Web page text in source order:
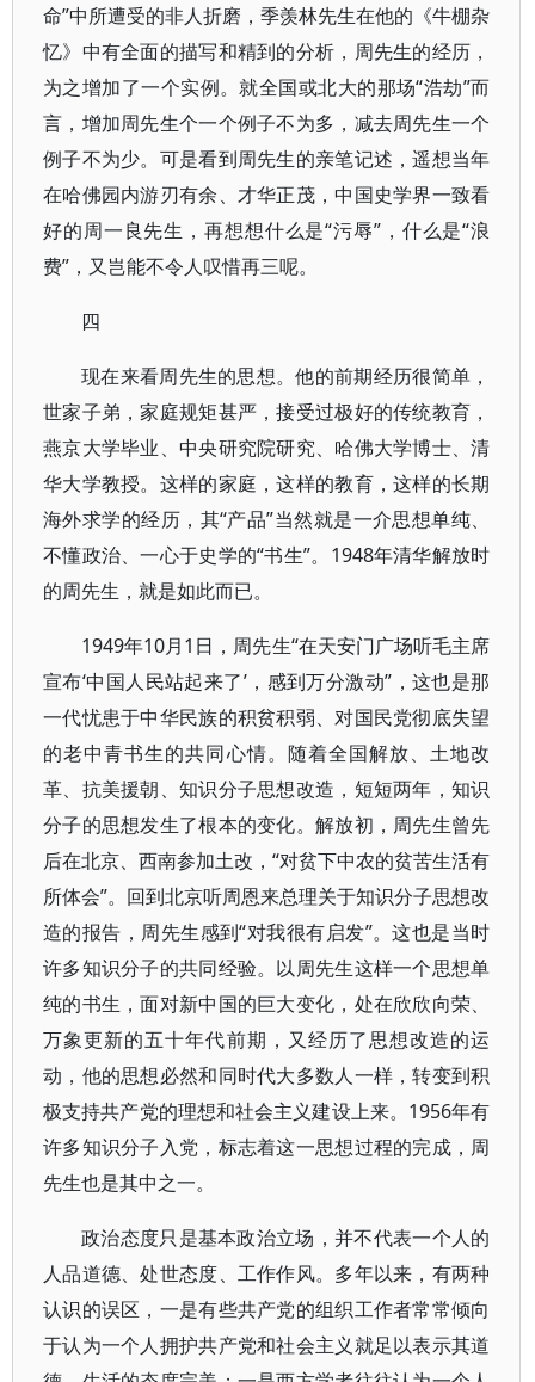
命”中所遭受的非人折磨，季羡林先生在他的《牛棚杂
忆》中有全面的描写和精到的分析，周先生的经历，
为之增加了一个实例。就全国或北大的那场“浩劫”而
言，增加周先生个一个例子不为多，减去周先生一个
例子不为少。可是看到周先生的亲笔记述，遥想当年
在哈佛园内游刃有余、才华正茂，中国史学界一致看
好的周一良先生，再想想什么是“污辱”，什么是“浪
费”，又岂能不令人叹惜再三呢。
四
现在来看周先生的思想。他的前期经历很简单，
世家子弟，家庭规矩甚严，接受过极好的传统教育，
燕京大学毕业、中央研究院研究、哈佛大学博士、清
华大学教授。这样的家庭，这样的教育，这样的长期
海外求学的经历，其“产品”当然就是一介思想单纯、
不懂政治、一心于史学的“书生”。1948年清华解放时
的周先生，就是如此而已。
1949年10月1日，周先生“在天安门广场听毛主席
宣布‘中国人民站起来了’，感到万分激动”，这也是那
一代忧患于中华民族的积贫积弱、对国民党彻底失望
的老中青书生的共同心情。随着全国解放、土地改
革、抗美援朝、知识分子思想改造，短短两年，知识
分子的思想发生了根本的变化。解放初，周先生曾先
后在北京、西南参加土改，“对贫下中农的贫苦生活有
所体会”。回到北京听周恩来总理关于知识分子思想改
造的报告，周先生感到“对我很有启发”。这也是当时
许多知识分子的共同经验。以周先生这样一个思想单
纯的书生，面对新中国的巨大变化，处在欣欣向荣、
万象更新的五十年代前期，又经历了思想改造的运
动，他的思想必然和同时代大多数人一样，转变到积
极支持共产党的理想和社会主义建设上来。1956年有
许多知识分子入党，标志着这一思想过程的完成，周
先生也是其中之一。
政治态度只是基本政治立场，并不代表一个人的
人品道德、处世态度、工作作风。多年以来，有两种
认识的误区，一是有些共产党的组织工作者常常倾向
于认为一个人拥护共产党和社会主义就足以表示其道